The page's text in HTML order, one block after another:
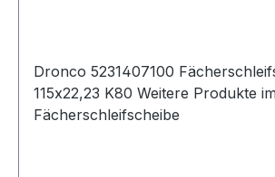
Dronco 5231407100
115x22,23 K80 Weitere Produkte im Bereich
Fächerschleifscheibe